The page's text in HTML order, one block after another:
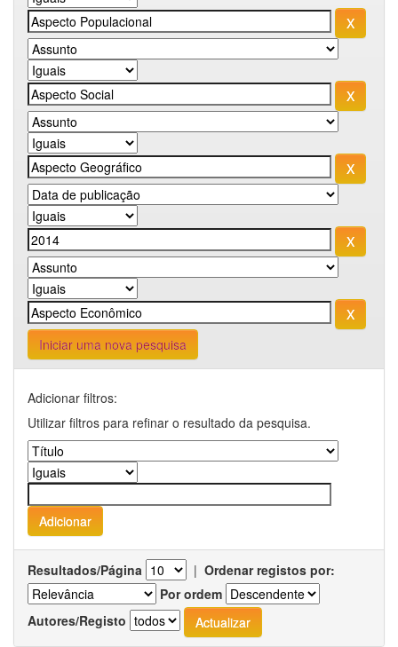
Iniciar uma nova pesquisa
Adicionar filtros:
Utilizar filtros para refinar o resultado da pesquisa.
Resultados/Página | Ordenar registos por:
Por ordem
Autores/Registo